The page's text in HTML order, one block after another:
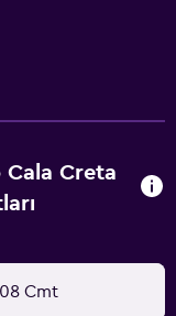
Cala Creta
Cmt